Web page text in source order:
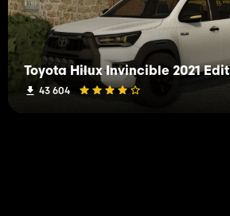
Toyota Hilux Invincible 2021 Edit
43 604